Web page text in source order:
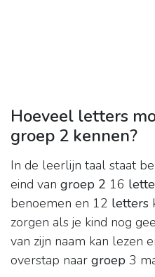
Hoeveel letters
groep 2 kennen?
In de leerlijn taal staat
eind van groep 2 16
benoemen en 12 letters
zorgen als je kind nog
van zijn naam kan lezen
overstap naar groep 3